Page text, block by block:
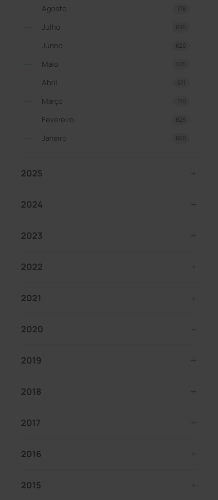
Agosto 176
Julho 695
Junho 620
Maio 675
Abril 671
Março 710
Fevereiro 625
Janeiro 660
2025
2024
2023
2022
2021
2020
2019
2018
2017
2016
2015